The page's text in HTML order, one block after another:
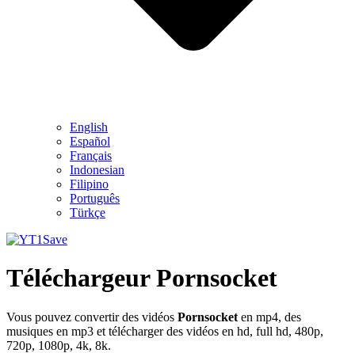
English
Español
Français
Indonesian
Filipino
Português
Türkçe
Téléchargeur Pornsocket
Vous pouvez convertir des vidéos Pornsocket en mp4, des
musiques en mp3 et télécharger des vidéos en hd, full hd, 480p,
720p, 1080p, 4k, 8k.